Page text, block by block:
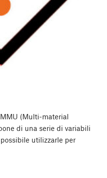
(Multi-material
di una serie di variabili
utilizzarle per